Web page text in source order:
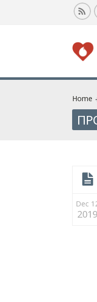
Home
Dec
2019